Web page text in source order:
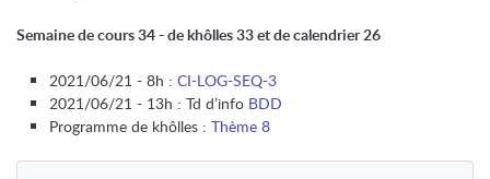
Semaine de cours 34 - de khôlles 33 et de calendrier 26
2021/06/21 - 8h : CI-LOG-SEQ-3
2021/06/21 - 13h : Td d’info BDD
Programme de khôlles : Thème 8